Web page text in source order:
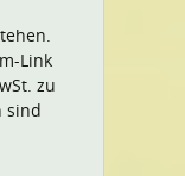
Link
zu
sind